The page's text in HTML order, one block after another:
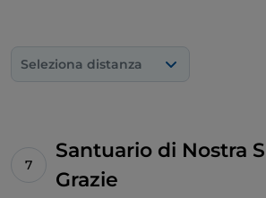
Seleziona distanza
Santuario di Nostra
Grazie